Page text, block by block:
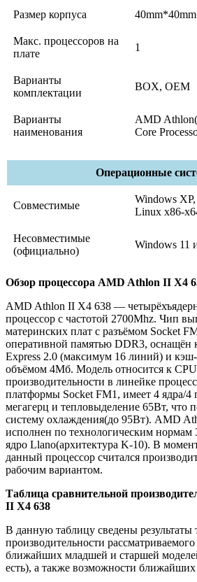
Размер корпуса 40mm*40mm
Макс. процессоров на
плате
1
Варианты
комплектации
BOX, OEM
Варианты
наименования
AMD
Core
Операционные
Совместимые
Windows
Linux x86-
Несовместимые
(официально)
Windows 11
Обзор процессора AMD Athlon II X4
AMD Athlon II X4 638 —
процессор с частотой 2700Mhz. Чип
материнских плат с разъёмом Socket
оперативной памятью DDR3, оснащён
Express 2.0 (максимум 16 линий) и
объёмом 4Мб. Модель относится к
производительности в линейке
платформы Socket FM1, имеет 4 ядра/4
мегагерц и тепловыделение 65Вт, что
систему охлаждения(до 95Вт). AMD
исполнен по технологическим нормам
ядро Llano(архитектура K-10). В
данный процессор считался
рабочим вариантом.
Таблица сравнительной
II X4 638
В данную таблицу сведены результаты
производительности
ближайших младшей и старшей
есть), а также возможности